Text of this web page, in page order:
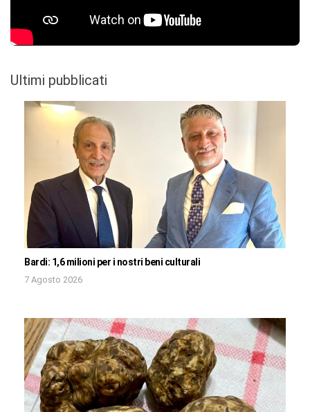
Ultimi pubblicati
Bardi: 1,6 milioni per i nostri beni culturali
7 Agosto 2026